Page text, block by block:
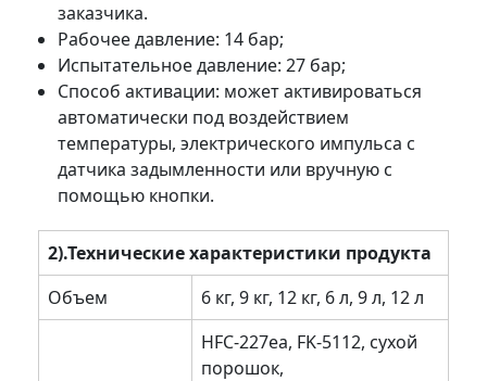
заказчика.
Рабочее давление: 14 бар;
Испытательное давление: 27 бар;
Способ активации: может активироваться
автоматически под воздействием
температуры, электрического импульса с
датчика задымленности или вручную с
помощью кнопки.
2).Технические характеристики продукта
Объем
6 кг, 9 кг, 12 кг, 6 л, 9 л, 12 л
HFC-227ea, FK-5112, сухой
порошок,